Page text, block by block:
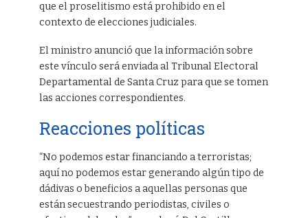
que el proselitismo está prohibido en el
contexto de elecciones judiciales.
El ministro anunció que la información sobre
este vínculo será enviada al Tribunal Electoral
Departamental de Santa Cruz para que se tomen
las acciones correspondientes.
Reacciones políticas
“No podemos estar financiando a terroristas;
aquí no podemos estar generando algún tipo de
dádivas o beneficios a aquellas personas que
están secuestrando periodistas, civiles o